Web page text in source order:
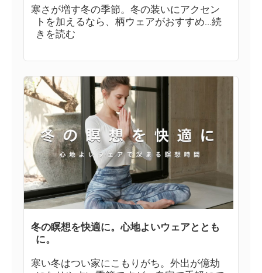
寒さが増す冬の季節。冬の装いにアクセン
トを加えるなら、柄ウェアがおすすめ…続
きを読む
冬の瞑想を快適に。心地よいウェアととも
に。
寒い冬はつい家にこもりがち。外出が億劫